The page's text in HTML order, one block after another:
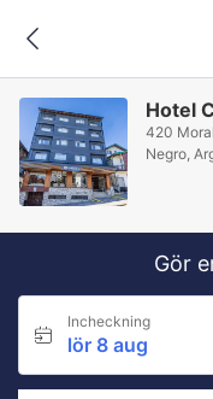
Hotel
420
Negro,
Gör
Incheckning
lör 8 aug